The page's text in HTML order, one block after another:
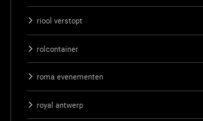
riool verstopt
rolcontainer
roma evenementen
royal antwerp